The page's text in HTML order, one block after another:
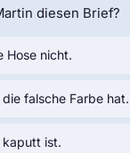
diesen Brief?
Hose nicht.
falsche Farbe hat.
kaputt ist.